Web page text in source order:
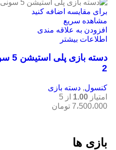
برای مقایسه اضافه کنید
مشاهده سریع
افزودن به علاقه مندی
اطلاعات بیشتر
2
کنسول, دسته بازی
امتیاز 1.00 از 5
7،500،000 تومان
بازی ها